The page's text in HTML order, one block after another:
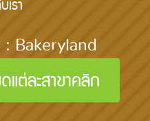
เรา
Bakeryland